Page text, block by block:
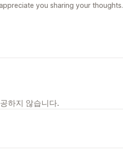
you sharing your thoughts.
하지 않습니다.